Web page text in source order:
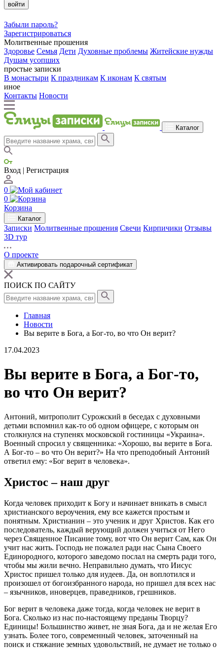
войти
Забыли пароль?
Зарегистрироваться
Молитвенные прошения
Здоровье Семья Дети Духовные проблемы Житейские нужды
Душам усопших
простые записки
В монастыри К праздникам К иконам К святым
иное
Контакты Новости
Каталог
Вход | Регистрация
0
0
Корзина
Каталог
Записки Молитвенные прошения Свечи Кирпичики Отзывы
3D тур
О проекте
Активировать подарочный сертификат
ПОИСК ПО САЙТУ
Главная
Новости
Вы верите в Бога, а Бог-то, во что Он верит?
17.04.2023
Вы верите в Бога, а Бог-то,
во что Он верит?
Антоний, митрополит Сурожский в беседах с духовными
детьми вспомнил как-то об одном офицере, с которым он
столкнулся на ступенях московской гостиницы «Украина».
Военный спросил у священника: «Хорошо, вы верите в Бога.
А Бог-то – во что Он верит?» На что преподобный Антоний
ответил ему: «Бог верит в человека».
Христос – наш друг
Когда человек приходит к Богу и начинает вникать в смысл
христианского вероучения, ему все кажется простым и
понятным. Христианин – это ученик и друг Христов. Как его
последователь, каждый верующий должен учиться от Него
через Священное Писание тому, вот что Он верит Сам, как Он
учит нас жить. Господь не пожалел ради нас Сына Своего
Единородного, которого заведомо послал на смерть ради того,
чтобы мы жили вечно. Неправильно думать, что Иисус
Христос пришел только для иудеев. Да, он воплотился и
произошел от богоизбранного народа, но пришел для всех нас
– язычников, иноверцев, праведников, грешников.
Бог верит в человека даже тогда, когда человек не верит в
Бога. Сколько из нас по-настоящему преданы Творцу?
Единицы! Большинство живет, не зная Бога, да и не желая Его
узнать. Более того, современный человек, заточенный на
поиск и стяжание земных удовольствий, не думает не только о